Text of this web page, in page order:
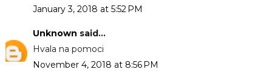
January 3, 2018 at 5:52 PM
Unknown said...
Hvala na pomoci
November 4, 2018 at 8:56 PM